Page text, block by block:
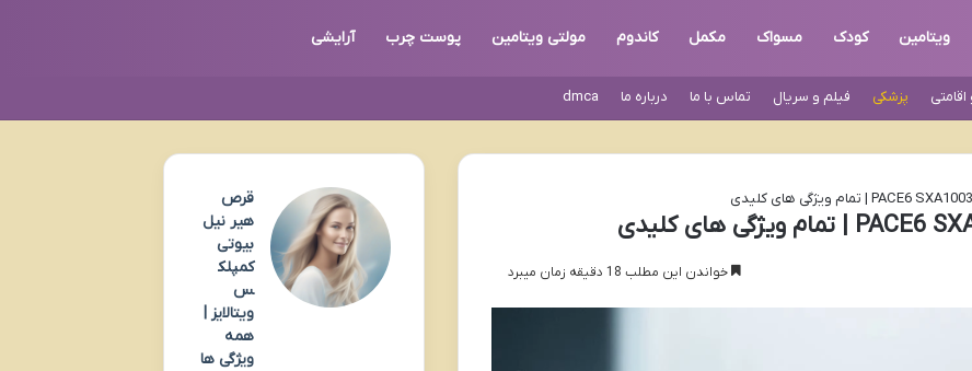
ویتامین کودک مسواک مکمل کاندوم مولتی ویتامین پوست چرب آرایشی
پزشکی فیلم و سریال تماس با ما درباره ما dmca
خواندن این مطلب 18 دقیقه زمان میبرد
قرص
هیر نیل
بیوتی
کمپلک
س
ویتالایز |
همه
ویژگی ها